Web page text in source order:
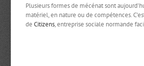
Plusieurs formes de mécénat sont
matériel, en nature ou de compétences.
de Citizens, entreprise sociale normande